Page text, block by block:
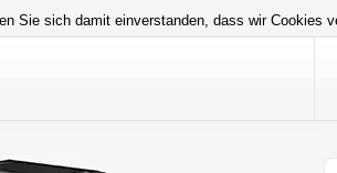
Sie sich damit einverstanden, dass wir Cookies